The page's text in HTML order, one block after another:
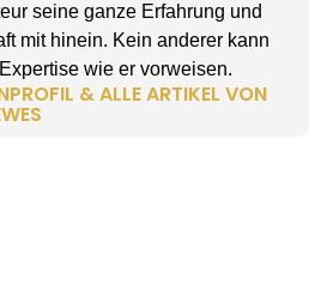
seine ganze Erfahrung und
mit hinein. Kein anderer kann
wie er vorweisen.
& ALLE ARTIKEL VON